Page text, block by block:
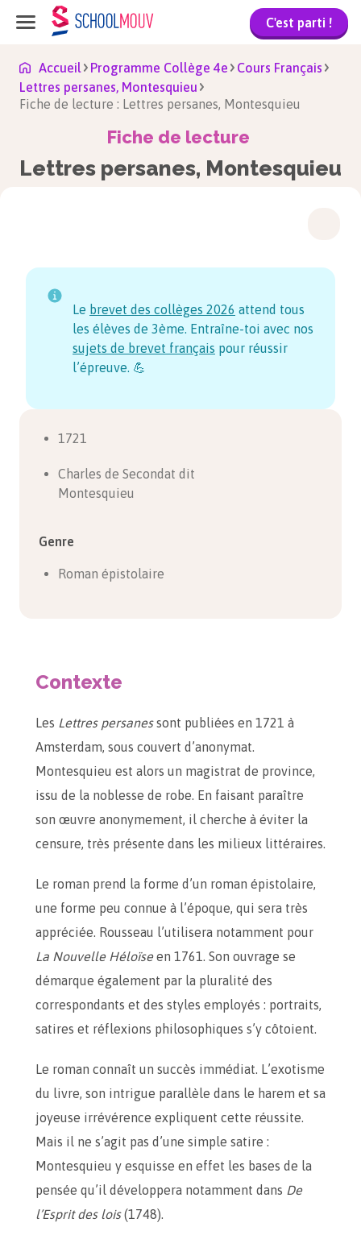
C'est parti !
Accueil Programme Collège 4e
Cours Français
Lettres persanes, Montesquieu
Fiche de lecture : Lettres persanes, Montesquieu
Fiche de lecture
Lettres persanes, Montesquieu
Le brevet des collèges 2026 attend tous
les élèves de 3ème. Entraîne-toi avec nos
sujets de brevet français pour réussir
l’épreuve. 💪
1721
Charles de Secondat dit
Montesquieu
Genre
Roman épistolaire
Contexte
Les Lettres persanessont publiées en 1721 à
Amsterdam, sous couvert d’anonymat.
Montesquieu est alors un magistrat de province,
issu de la noblesse de robe. En faisant paraître
son œuvre anonymement, il cherche à éviter la
censure, très présente dans les milieux littéraires.
Le roman prend la forme d’un roman épistolaire,
une forme peu connue à l’époque, qui sera très
appréciée. Rousseau l’utilisera notamment pour
La Nouvelle Héloïseen 1761. Son ouvrage se
démarque également par la pluralité des
correspondants et des styles employés : portraits,
satires et réflexions philosophiques s’y côtoient.
Le roman connaît un succès immédiat. L’exotisme
du livre, son intrigue parallèle dans le harem et sa
joyeuse irrévérence expliquent cette réussite.
Mais il ne s’agit pas d’une simple satire :
Montesquieu y esquisse en effet les bases de la
pensée qu’il développera notamment dans De
l’Esprit des lois(1748).